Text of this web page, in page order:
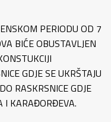
PERIODU OD 7
BIĆE OBUSTAVLJEN
GDJE SE UKRŠTAJU
RASKRSNICE GDJE
I KARAĐORĐEVA.